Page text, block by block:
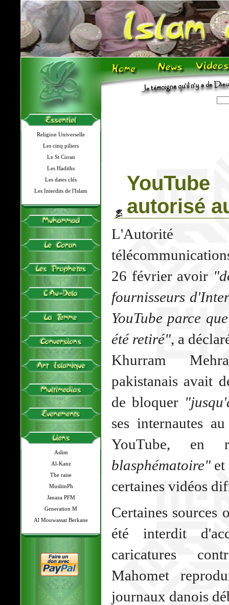
Religion Universelle
Les cinq piliers
Le St Coran
Les Hadiths
Les dates clés
Les Interdits de l'Islam
Aslim
Al-Kanz
The raise
MuslimPh
Janaza PFM
Generation M
Al Mouwassat Berkane
autorisé
L'Autorité
26 février avoir
fournisseurs
YouTube parce
été retiré", a
Khurram
pakistanais avait
de bloquer
ses internautes
YouTube,
blasphématoire"et
certaines vidéos
Certaines sources
été interdit
caricatures
Mahomet
journaux danois